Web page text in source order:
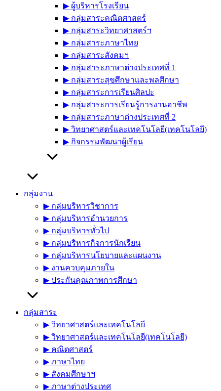
▶︎ ผู้บริหารโรงเรียน
▶︎ กลุ่มสาระคณิตศาสตร์
▶︎ กลุ่มสาระวิทยาศาสตร์ฯ
▶︎ กลุ่มสาระภาษาไทย
▶︎ กลุ่มสาระสังคมฯ
▶︎ กลุ่มสาระภาษาต่างประเทศที่ 1
▶︎ กลุ่มสาระสุขศึกษาและพลศึกษา
▶︎ กลุ่มสาระการเรียนศิลปะ
▶︎ กลุ่มสาระการเรียนรู้การงานอาชีพ
▶︎ กลุ่มสาระภาษาต่างประเทศที่ 2
▶︎ วิทยาศาสตร์และเทคโนโลยี(เทคโนโลยี)
▶︎ กิจกรรมพัฒนาผู้เรียน
กลุ่มงาน
▶︎ กลุ่มบริหารวิชาการ
▶︎ กลุ่มบริหารอำนวยการ
▶︎ กลุ่มบริหารทั่วไป
▶︎ กลุ่มบริหารกิจการนักเรียน
▶︎ กลุ่มบริหารนโยบายและแผนงาน
▶︎ งานควบคุมภายใน
▶︎ ประกันคุณภาพการศึกษา
กลุ่มสาระ
▶︎ วิทยาศาสตร์และเทคโนโลยี
▶︎ วิทยาศาสตร์และเทคโนโลยี(เทคโนโลยี)
▶︎ คณิตศาสตร์
▶︎ ภาษาไทย
▶︎ สังคมศึกษาฯ
▶︎ ภาษาต่างประเทศ